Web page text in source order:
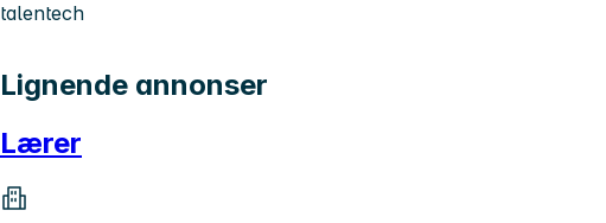
talentech
Lignende annonser
Lærer